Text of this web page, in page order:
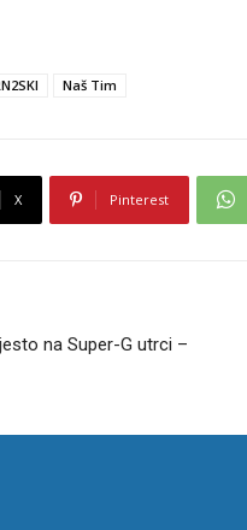
Naš Tim
X Pinterest
na Super-G utrci –